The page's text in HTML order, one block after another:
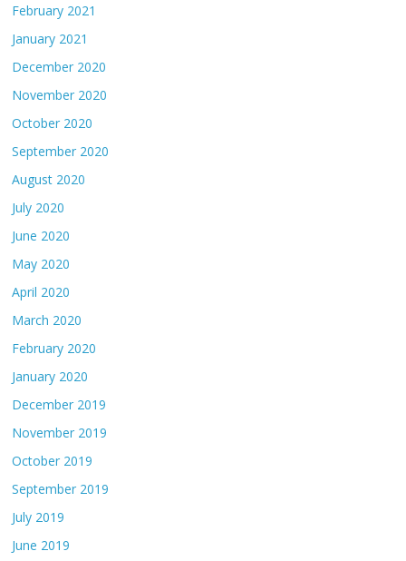
February 2021
January 2021
December 2020
November 2020
October 2020
September 2020
August 2020
July 2020
June 2020
May 2020
April 2020
March 2020
February 2020
January 2020
December 2019
November 2019
October 2019
September 2019
July 2019
June 2019